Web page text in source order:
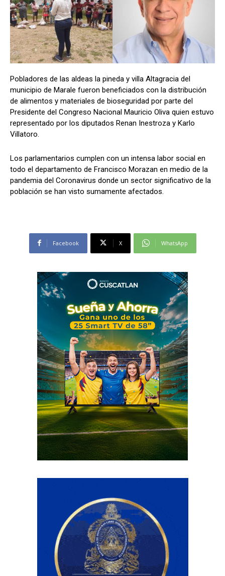
Comparta
Facebook X WhatsApp
Comparta
Facebook X WhatsApp
Pobladores de las aldeas la pineda y villa Altagracia del
municipio de Marale fueron beneficiados con la distribución
de alimentos y materiales de bioseguridad por parte del
Presidente del Congreso Nacional Mauricio Oliva quien estuvo
representado por los diputados Renan Inestroza y Karlo
Villatoro.
Los parlamentarios cumplen con un intensa labor social en
todo el departamento de Francisco Morazan en medio de la
pandemia del Coronavirus donde un sector significativo de la
población se han visto sumamente afectados.
Facebook X WhatsApp